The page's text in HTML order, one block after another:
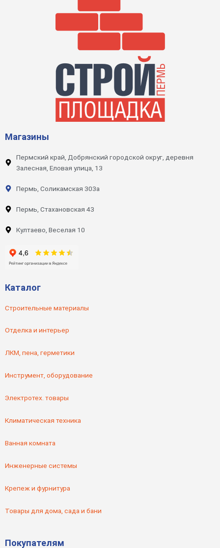
Магазины
Пермский край, Добрянский городской округ, деревня
Залесная, Еловая улица, 13
Пермь, Соликамская 303а
Пермь, Стахановская 43
Култаево, Веселая 10
Каталог
Строительные материалы
Отделка и интерьер
ЛКМ, пена, герметики
Инструмент, оборудование
Электротех. товары
Климатическая техника
Ванная комната
Инженерные системы
Крепеж и фурнитура
Товары для дома, сада и бани
Покупателям